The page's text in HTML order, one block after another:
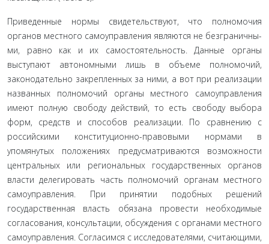
Приведенные нормы свидетельствуют, что полномочия
органов местного самоуправления являются не безграничны­
ми, равно как и их самостоятельность. Данные органы
выступа­ют автономными лишь в объеме полномочий,
законодательно закрепленных за ними, а вот при реализации
названных пол­номочий органы местного самоуправления
имеют полную свободу действий, то есть свободу выбора
форм, средств и спо­собов реализации. По сравнению с
российскими конституци­онно-правовыми нормами в
упомянутых положениях пред­усматриваются возможности
центральных или региональных государственных органов
власти делегировать часть полномо­чий органам местного
самоуправления. При принятии подоб­ных решений
государственная власть обязана провести необ­ходимые
согласования, консультации, обсуждения с органами местного
самоуправления. Согласимся с исследователями, считающими,